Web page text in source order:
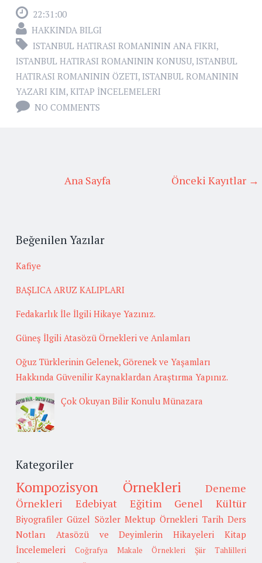
22:31:00
HAKKINDA BILGI
ISTANBUL HATIRASI ROMANININ ANA FIKRI,
ISTANBUL HATIRASI ROMANININ KONUSU, ISTANBUL
HATIRASI ROMANININ ÖZETI, ISTANBUL ROMANININ
YAZARI KIM, KITAP İNCELEMELERI
NO COMMENTS
Önceki Kayıtlar →
Ana Sayfa
Beğenilen Yazılar
Kafiye
BAŞLICA ARUZ KALIPLARI
Fedakarlık İle İlgili Hikaye Yazınız.
Güneş İlgili Atasözü Örnekleri ve Anlamları
Oğuz Türklerinin Gelenek, Görenek ve Yaşamları
Hakkında Güvenilir Kaynaklardan Araştırma Yapınız.
Çok Okuyan Bilir Konulu Münazara
Kategoriler
Kompozisyon Örnekleri
Deneme
Örnekleri
Edebiyat Eğitim Genel Kültür
Biyografiler Güzel Sözler Mektup Örnekleri Tarih Ders
Notları
Atasözü ve Deyimlerin Hikayeleri
Kitap
İncelemeleri
Coğrafya Makale Örnekleri Şiir Tahlilleri